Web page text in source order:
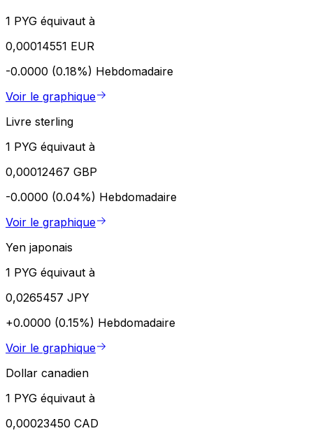
1 PYG équivaut à
0,00014551 EUR
-0.0000 (0.18%) Hebdomadaire
Voir le graphique
Livre sterling
1 PYG équivaut à
0,00012467 GBP
-0.0000 (0.04%) Hebdomadaire
Voir le graphique
Yen japonais
1 PYG équivaut à
0,0265457 JPY
+0.0000 (0.15%) Hebdomadaire
Voir le graphique
Dollar canadien
1 PYG équivaut à
0,00023450 CAD